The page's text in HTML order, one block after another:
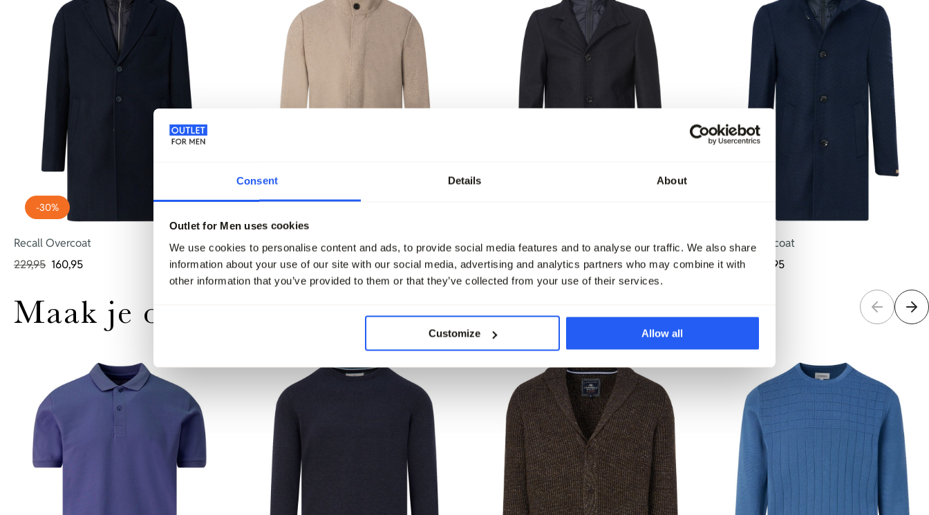
Consent Details About
Outlet for Men uses cookies
We use cookies to personalise content and ads, to provide social media features and to analyse our traffic. We also share
information about your use of our site with our social media, advertising and analytics partners who may combine it with
other information that you’ve provided to them or that they’ve collected from your use of their services.
Customize Allow all
-30%
Recall Overcoat
229,95 160,95
Recall Overcoat
229,95
160,95
Nobel Overcoat
299,95 149,95
Nobel Overcoat
299,95
149,95
Maak je outfit compleet